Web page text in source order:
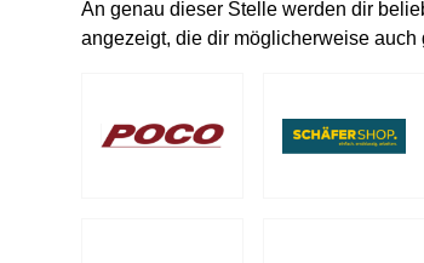
An genau dieser Stelle werden dir
angezeigt, die dir möglicherweise